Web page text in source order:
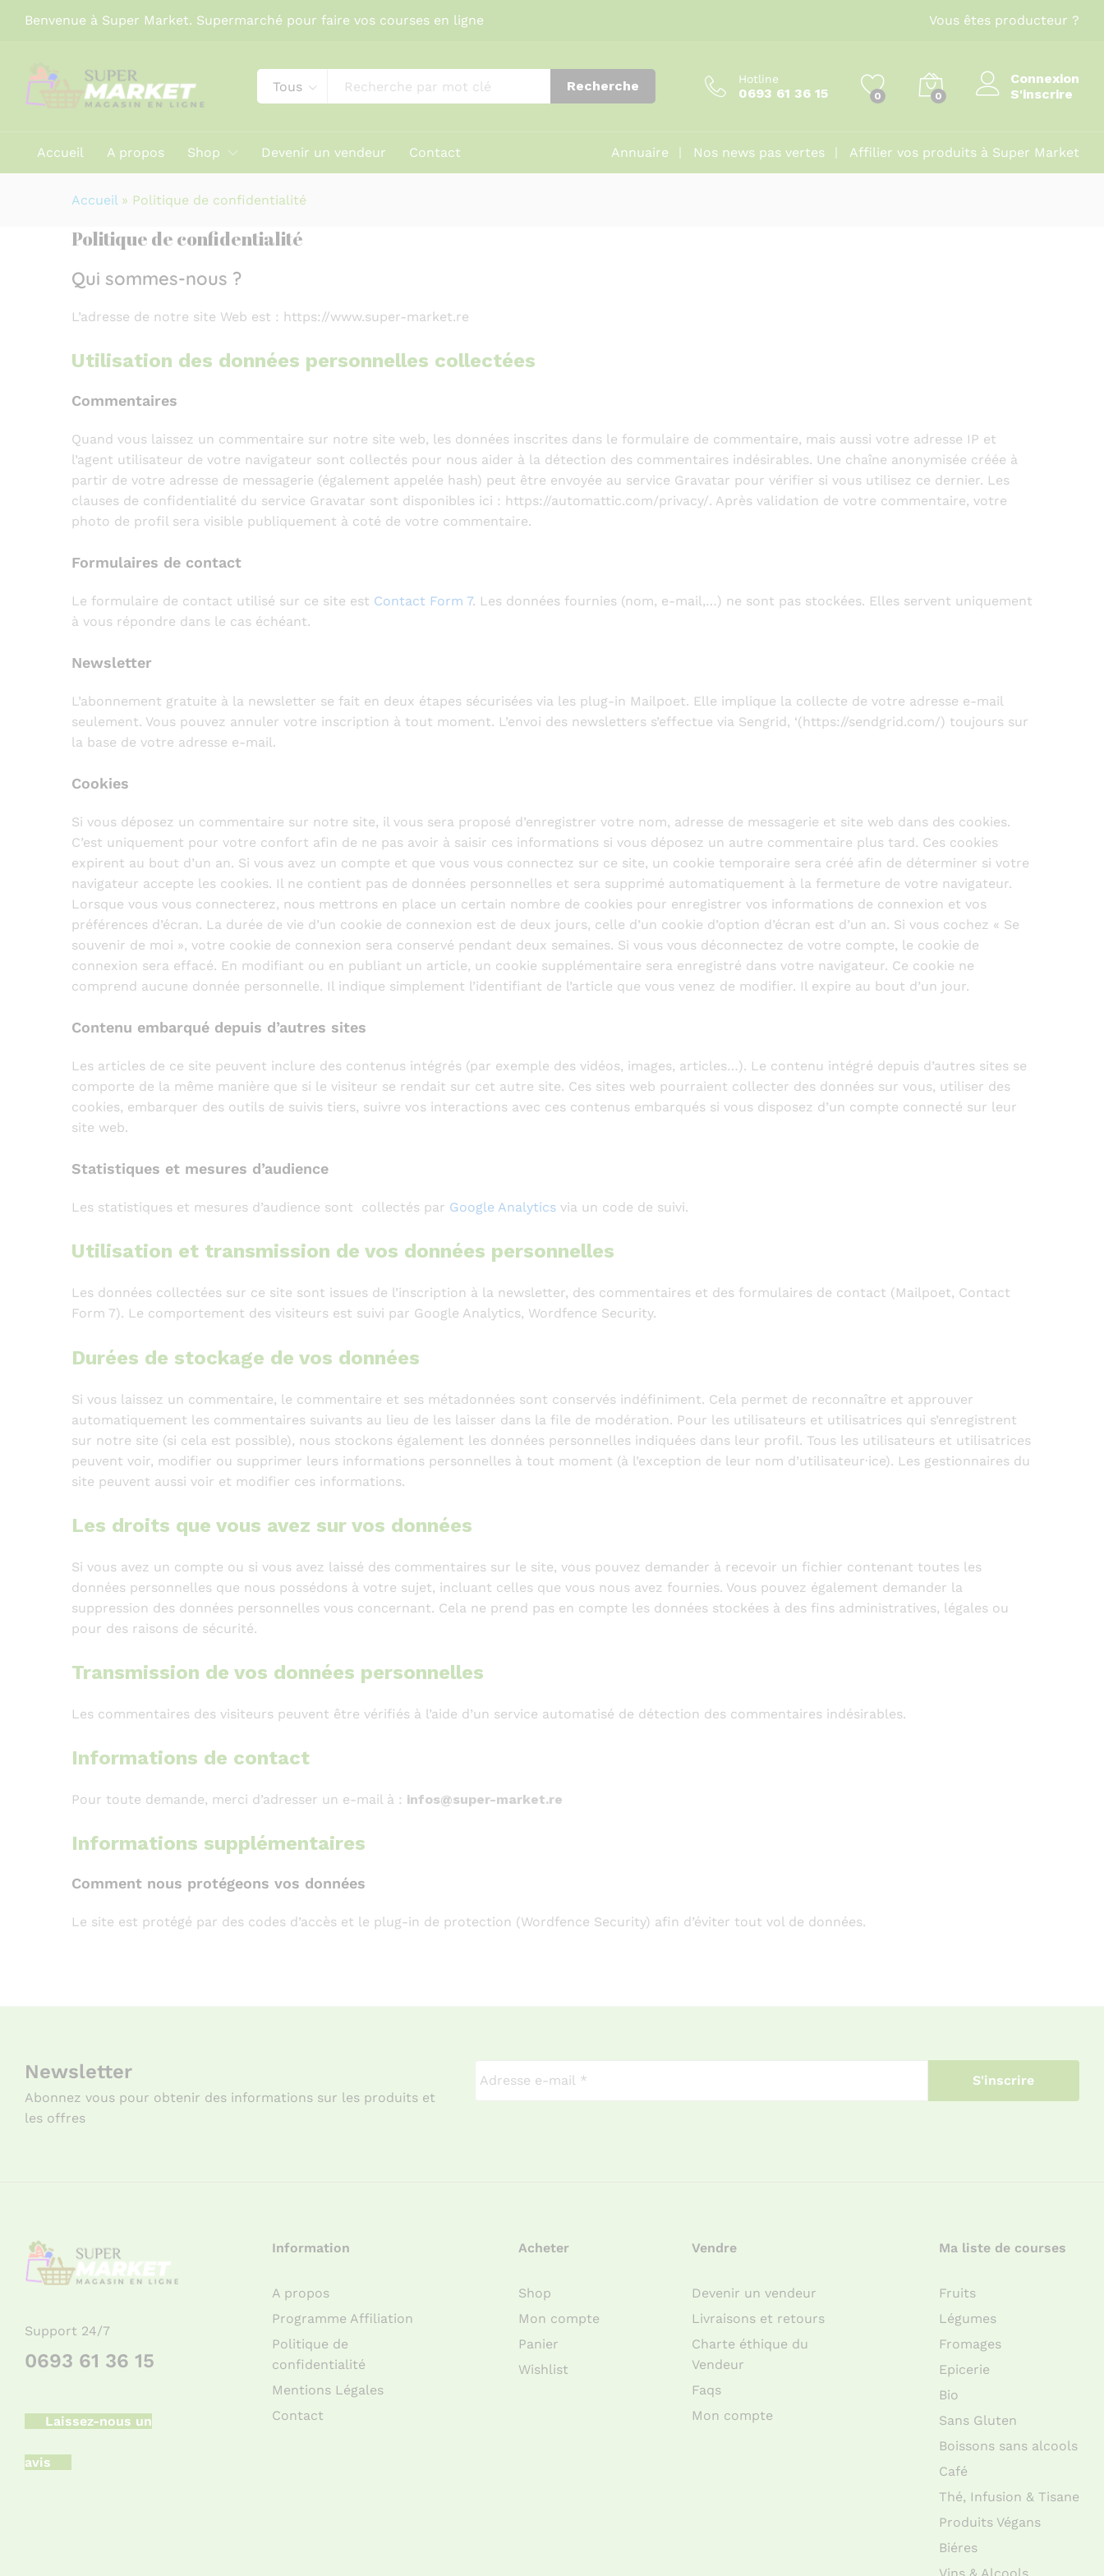
Benvenue à Super Market. Supermarché pour faire vos courses en ligne Vous êtes producteur ?
Tous Recherche Hotline
0693 61 36 15 0 0
Connexion
S'inscrire
Accueil A propos Shop Devenir un vendeur Contact Annuaire Nos news pas vertes Affilier vos produits à Super Market
Accueil» Politique de confidentialité
Politique de confidentialité
Qui sommes-nous ?
L’adresse de notre site Web est : https://www.super-market.re
Utilisation des données personnelles collectées
Commentaires
Quand vous laissez un commentaire sur notre site web, les données inscrites dans le formulaire de commentaire, mais aussi votre adresse IP et
l’agent utilisateur de votre navigateur sont collectés pour nous aider à la détection des commentaires indésirables. Une chaîne anonymisée créée à
partir de votre adresse de messagerie (également appelée hash) peut être envoyée au service Gravatar pour vérifier si vous utilisez ce dernier. Les
clauses de confidentialité du service Gravatar sont disponibles ici : https://automattic.com/privacy/. Après validation de votre commentaire, votre
photo de profil sera visible publiquement à coté de votre commentaire.
Formulaires de contact
Le formulaire de contact utilisé sur ce site est Contact Form 7. Les données fournies (nom, e-mail,…) ne sont pas stockées. Elles servent uniquement
à vous répondre dans le cas échéant.
Newsletter
L’abonnement gratuite à la newsletter se fait en deux étapes sécurisées via les plug-in Mailpoet. Elle implique la collecte de votre adresse e-mail
seulement. Vous pouvez annuler votre inscription à tout moment. L’envoi des newsletters s’effectue via Sengrid, ‘(https://sendgrid.com/) toujours sur
la base de votre adresse e-mail.
Cookies
Si vous déposez un commentaire sur notre site, il vous sera proposé d’enregistrer votre nom, adresse de messagerie et site web dans des cookies.
C’est uniquement pour votre confort afin de ne pas avoir à saisir ces informations si vous déposez un autre commentaire plus tard. Ces cookies
expirent au bout d’un an. Si vous avez un compte et que vous vous connectez sur ce site, un cookie temporaire sera créé afin de déterminer si votre
navigateur accepte les cookies. Il ne contient pas de données personnelles et sera supprimé automatiquement à la fermeture de votre navigateur.
Lorsque vous vous connecterez, nous mettrons en place un certain nombre de cookies pour enregistrer vos informations de connexion et vos
préférences d’écran. La durée de vie d’un cookie de connexion est de deux jours, celle d’un cookie d’option d’écran est d’un an. Si vous cochez « Se
souvenir de moi », votre cookie de connexion sera conservé pendant deux semaines. Si vous vous déconnectez de votre compte, le cookie de
connexion sera effacé. En modifiant ou en publiant un article, un cookie supplémentaire sera enregistré dans votre navigateur. Ce cookie ne
comprend aucune donnée personnelle. Il indique simplement l’identifiant de l’article que vous venez de modifier. Il expire au bout d’un jour.
Contenu embarqué depuis d’autres sites
Les articles de ce site peuvent inclure des contenus intégrés (par exemple des vidéos, images, articles…). Le contenu intégré depuis d’autres sites se
comporte de la même manière que si le visiteur se rendait sur cet autre site. Ces sites web pourraient collecter des données sur vous, utiliser des
cookies, embarquer des outils de suivis tiers, suivre vos interactions avec ces contenus embarqués si vous disposez d’un compte connecté sur leur
site web.
Statistiques et mesures d’audience
Les statistiques et mesures d’audience sont collectés par Google Analytics via un code de suivi.
Utilisation et transmission de vos données personnelles
Les données collectées sur ce site sont issues de l’inscription à la newsletter, des commentaires et des formulaires de contact (Mailpoet, Contact
Form 7). Le comportement des visiteurs est suivi par Google Analytics, Wordfence Security.
Durées de stockage de vos données
Si vous laissez un commentaire, le commentaire et ses métadonnées sont conservés indéfiniment. Cela permet de reconnaître et approuver
automatiquement les commentaires suivants au lieu de les laisser dans la file de modération. Pour les utilisateurs et utilisatrices qui s’enregistrent
sur notre site (si cela est possible), nous stockons également les données personnelles indiquées dans leur profil. Tous les utilisateurs et utilisatrices
peuvent voir, modifier ou supprimer leurs informations personnelles à tout moment (à l’exception de leur nom d’utilisateur·ice). Les gestionnaires du
site peuvent aussi voir et modifier ces informations.
Les droits que vous avez sur vos données
Si vous avez un compte ou si vous avez laissé des commentaires sur le site, vous pouvez demander à recevoir un fichier contenant toutes les
données personnelles que nous possédons à votre sujet, incluant celles que vous nous avez fournies. Vous pouvez également demander la
suppression des données personnelles vous concernant. Cela ne prend pas en compte les données stockées à des fins administratives, légales ou
pour des raisons de sécurité.
Transmission de vos données personnelles
Les commentaires des visiteurs peuvent être vérifiés à l’aide d’un service automatisé de détection des commentaires indésirables.
Informations de contact
Pour toute demande, merci d’adresser un e-mail à : infos@super-market.re
Informations supplémentaires
Comment nous protégeons vos données
Le site est protégé par des codes d’accès et le plug-in de protection (Wordfence Security) afin d’éviter tout vol de données.
Newsletter
Abonnez vous pour obtenir des informations sur les produits et
les offres
Support 24/7
0693 61 36 15
Laissez-nous un
avis
Information
A propos
Programme Affiliation
Politique de
confidentialité
Mentions Légales
Contact
Acheter
Shop
Mon compte
Panier
Wishlist
Vendre
Devenir un vendeur
Livraisons et retours
Charte éthique du
Vendeur
Faqs
Mon compte
Ma liste de courses
Fruits
Légumes
Fromages
Epicerie
Bio
Sans Gluten
Boissons sans alcools
Café
Thé, Infusion & Tisane
Produits Végans
Biéres